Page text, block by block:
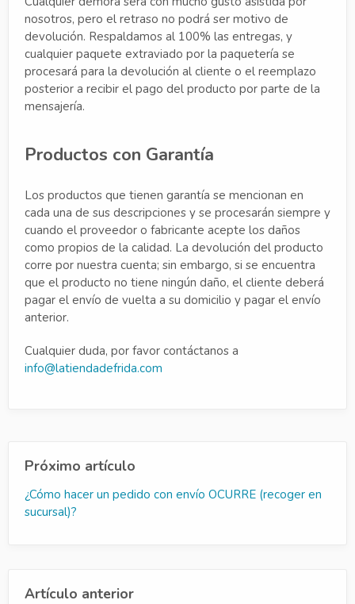
nosotros, pero el retraso no podrá ser motivo de
devolución. Respaldamos al 100% las entregas, y
cualquier paquete extraviado por la paquetería se
procesará para la devolución al cliente o el reemplazo
posterior a recibir el pago del producto por parte de la
mensajería.
Productos con Garantía
Los productos que tienen garantía se mencionan en
cada una de sus descripciones y se procesarán siempre y
cuando el proveedor o fabricante acepte los daños
como propios de la calidad. La devolución del producto
corre por nuestra cuenta; sin embargo, si se encuentra
que el producto no tiene ningún daño, el cliente deberá
pagar el envío de vuelta a su domicilio y pagar el envío
anterior.
Cualquier duda, por favor contáctanos a
info@latiendadefrida.com
Próximo artículo
¿Cómo hacer un pedido con envío OCURRE (recoger en
sucursal)?
Artículo anterior